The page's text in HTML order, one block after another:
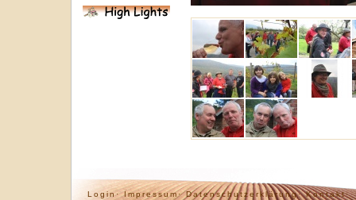
Login· Impressum· Datenschutzerklärung· Kontakt·